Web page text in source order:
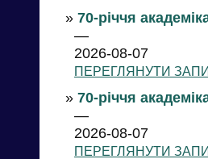
» 70-річчя
—
2026-08-07
ПЕРЕГЛЯНУТИ
» 70-річчя
—
2026-08-07
ПЕРЕГЛЯНУТИ